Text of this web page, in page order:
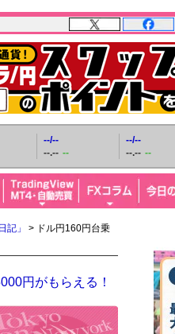
--/--
--.-- --
--/--
--.-- --
記」
> ドル円160円台乗
円がもらえる！